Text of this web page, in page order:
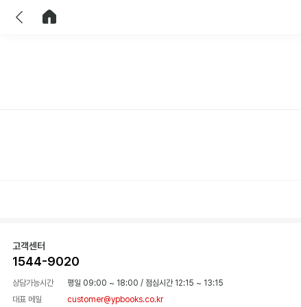
고객센터
1544-9020
상담가능시간 평일 09:00 ~ 18:00 / 점심시간 12:15 ~ 13:15
대표 메일
customer@ypbooks.co.kr